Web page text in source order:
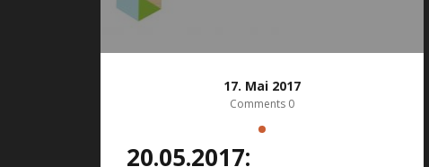
17. Mai 2017
Comments 0
20.05.2017: